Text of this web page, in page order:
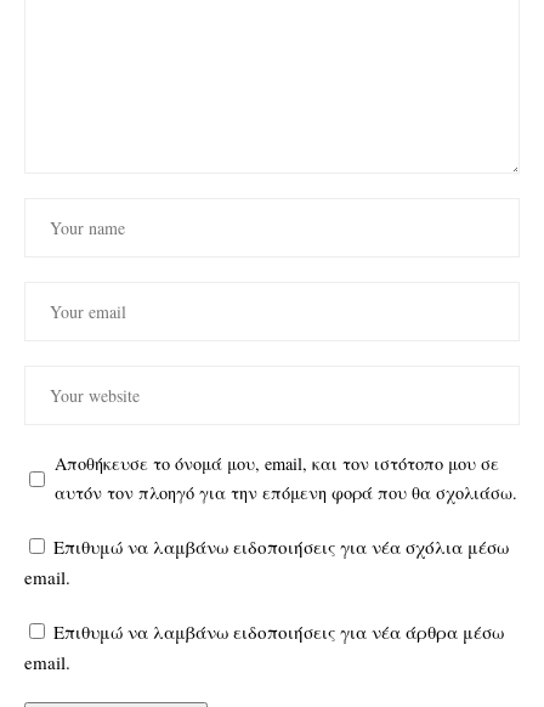
Αποθήκευσε το όνομά μου, email, και τον ιστότοπο μου σε
αυτόν τον πλοηγό για την επόμενη φορά που θα σχολιάσω.
Επιθυμώ να λαμβάνω ειδοποιήσεις για νέα σχόλια μέσω
email.
Επιθυμώ να λαμβάνω ειδοποιήσεις για νέα άρθρα μέσω
email.